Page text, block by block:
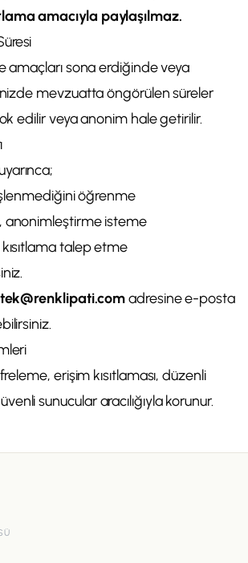
amacıyla paylaşılmaz.
amaçları sona erdiğinde veya
mevzuatta öngörülen süreler
edilir veya anonim hale getirilir.
öğrenme
anonimleştirme isteme
talep etme
adresine e-posta
erişim kısıtlaması, düzenli
sunucular aracılığıyla korunur.